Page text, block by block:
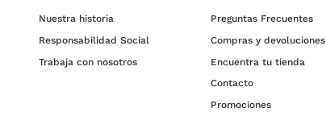
Nuestra historia
Responsabilidad Social
Trabaja con nosotros
Preguntas Frecuentes
Compras y devoluciones
Encuentra tu tienda
Contacto
Promociones